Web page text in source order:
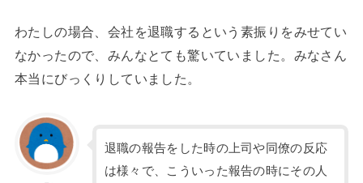
わたしの場合、会社を退職するという素振りをみせてい
なかったので、みんなとても驚いていました。みなさん
本当にびっくりしていました。
退職の報告をした時の上司や同僚の反応
は様々で、こういった報告の時にその人